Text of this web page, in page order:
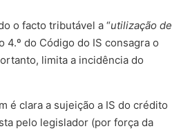
o facto tributável a “utilização de
4.º do Código do IS consagra o
limita a incidência do
é clara a sujeição a IS do crédito
pelo legislador (por força da